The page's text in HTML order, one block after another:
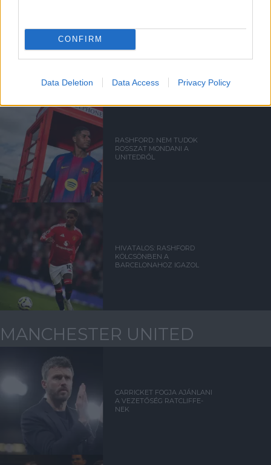
CONFIRM
Data Deletion Data Access Privacy Policy
RASHFORD: A "SENKI
RASHFORD: NEM TUDOK
ROSSZAT MONDANI A
UNITEDRŐL
HIVATALOS: RASHFORD
KÖLCSÖNBEN A
BARCELONAHOZ IGAZOL
MANCHESTER UNITED
CARRICKET FOGJA AJÁNLANI
A VEZETŐSÉG RATCLIFFE-
NEK